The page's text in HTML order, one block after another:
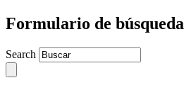
Formulario de búsqueda
Search